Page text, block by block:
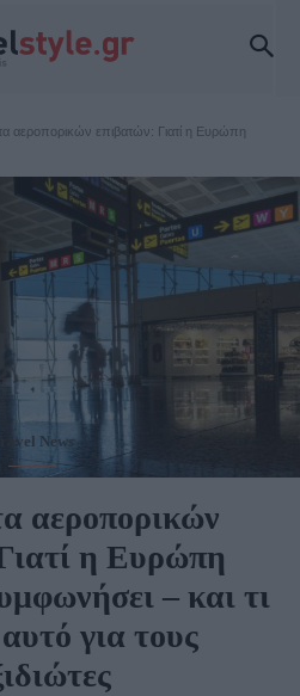
αεροπορικών επιβατών: Γιατί η Ευρώπη
News
αεροπορικών
η Ευρώπη
– και τι
για τους